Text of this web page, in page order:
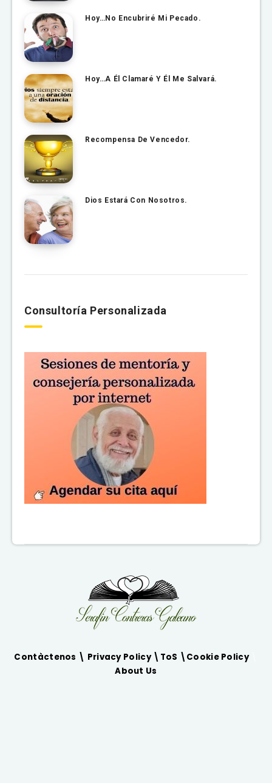
Hoy…No Encubriré Mi Pecado.
Hoy…A Él Clamaré Y Él Me Salvará.
Recompensa De Vencedor.
Dios Estará Con Nosotros.
Consultoría Personalizada
Contàctenos \ Privacy Policy \ ToS \ Cookie Policy\
About Us